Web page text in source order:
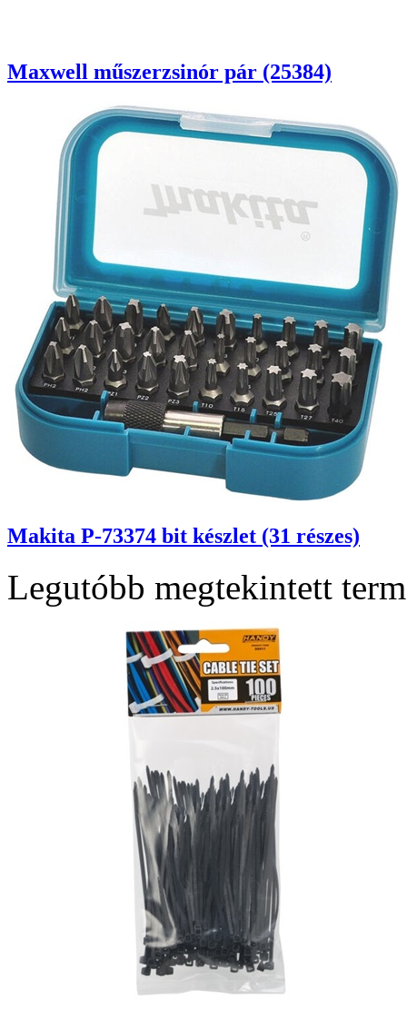
Maxwell műszerzsinór pár (25384)
Makita P-73374 bit készlet (31 részes)
Legutóbb megtekintett